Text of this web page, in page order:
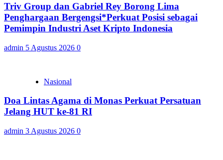
Triv Group dan Gabriel Rey Borong Lima
Penghargaan Bergengsi*Perkuat Posisi sebagai
Pemimpin Industri Aset Kripto Indonesia
admin 5 Agustus 2026 0
Nasional
Doa Lintas Agama di Monas Perkuat Persatuan
Jelang HUT ke-81 RI
admin 3 Agustus 2026 0